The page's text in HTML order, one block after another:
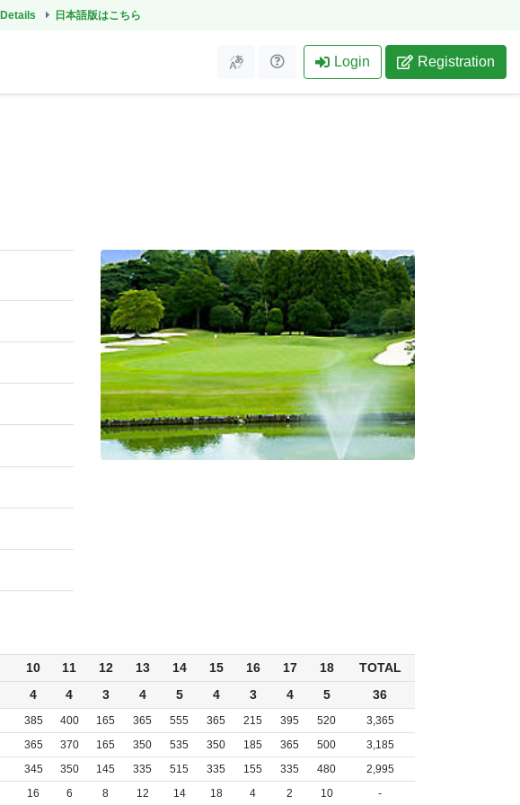
Details 日本語版はこちら
Login Registration
10 11 12 13 14 15 16 17 18
TOTAL
4 4 3 4 5 4 3 4 5 36
385 400 165 365 555 365 215 395 520
3,365
365 370 165 350 535 350 185 365 500
3,185
345 350 145 335 515 335 155 335 480
2,995
16 6 8 12 14 18 4 2 10 -